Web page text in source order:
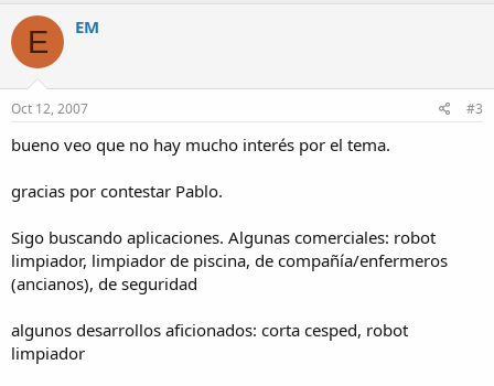
E EM
Oct 12, 2007 #3
bueno veo que no hay mucho interés por el tema.
gracias por contestar Pablo.
Sigo buscando aplicaciones. Algunas comerciales: robot
limpiador, limpiador de piscina, de compañía/enfermeros
(ancianos), de seguridad
algunos desarrollos aficionados: corta cesped, robot
limpiador